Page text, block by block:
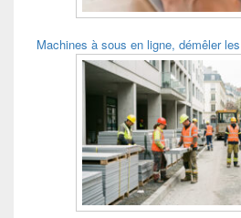
Machines à sous en ligne, démêler